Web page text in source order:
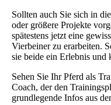
Sollten auch Sie sich in
oder größere Projekte
spätestens jetzt eine
Vierbeiner zu erarbeiten.
sie beide ein Erlebnis und
Sehen Sie Ihr Pferd als
Coach, der den
grundlegende Infos aus